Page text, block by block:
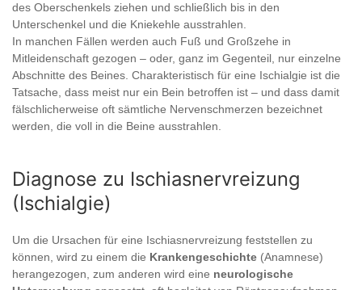
des Oberschenkels ziehen und schließlich bis in den
Unterschenkel und die Kniekehle ausstrahlen.
In manchen Fällen werden auch Fuß und Großzehe in
Mitleidenschaft gezogen – oder, ganz im Gegenteil, nur einzelne
Abschnitte des Beines. Charakteristisch für eine Ischialgie ist die
Tatsache, dass meist nur ein Bein betroffen ist – und dass damit
fälschlicherweise oft sämtliche Nervenschmerzen bezeichnet
werden, die voll in die Beine ausstrahlen.
Diagnose zu Ischiasnervreizung
(Ischialgie)
Um die Ursachen für eine Ischiasnervreizung feststellen zu
können, wird zu einem die Krankengeschichte (Anamnese)
herangezogen, zum anderen wird eine neurologische